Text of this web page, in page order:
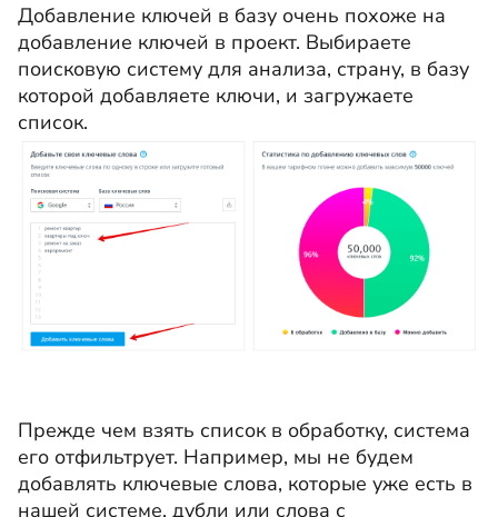
Добавление ключей в базу очень похоже на
добавление ключей в проект. Выбираете
поисковую систему для анализа, страну, в базу
которой добавляете ключи, и загружаете
список.
Прежде чем взять список в обработку, система
его отфильтрует. Например, мы не будем
добавлять ключевые слова, которые уже есть в
нашей системе, дубли или слова с